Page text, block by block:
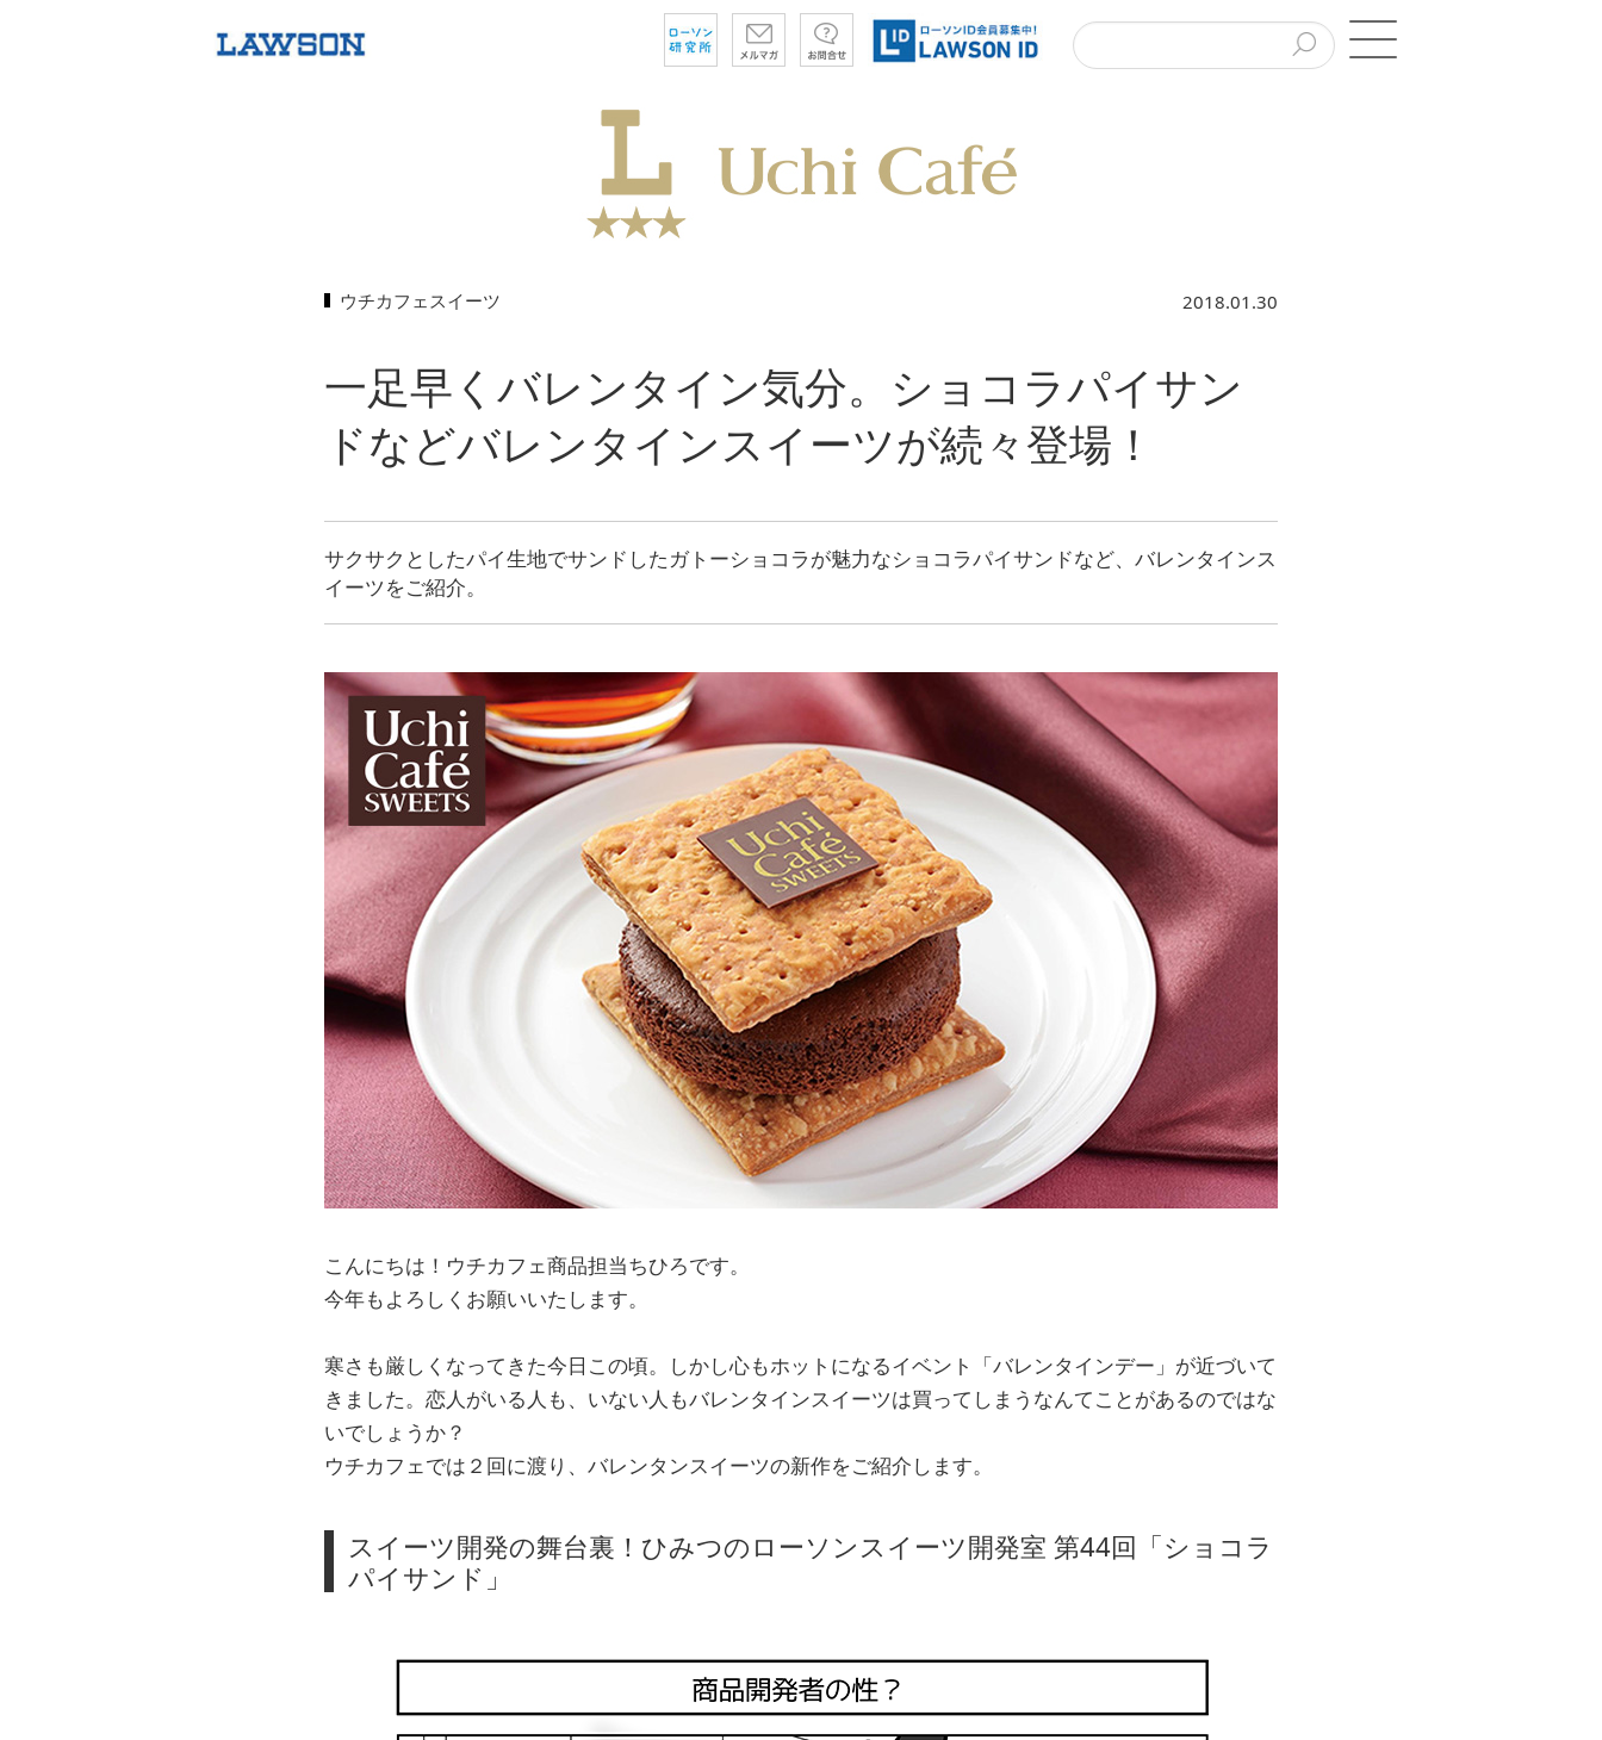
ウチカフェスイーツ 2018.01.30
一足早くバレンタイン気分。ショコラパイサン
ドなどバレンタインスイーツが続々登場！
サクサクとしたパイ生地でサンドしたガトーショコラが魅力なショコラパイサンドなど、バレンタインス
イーツをご紹介。
こんにちは！ウチカフェ商品担当ちひろです。
今年もよろしくお願いいたします。
寒さも厳しくなってきた今日この頃。しかし心もホットになるイベント「バレンタインデー」が近づいて
きました。恋人がいる人も、いない人もバレンタインスイーツは買ってしまうなんてことがあるのではな
いでしょうか？
ウチカフェでは２回に渡り、バレンタンスイーツの新作をご紹介します。
スイーツ開発の舞台裏！ひみつのローソンスイーツ開発室 第44回「ショコラ
パイサンド」